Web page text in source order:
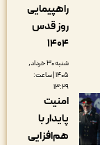
راهپیمایی
روز قدس
شنبه ۳۰ خرداد,
۱۴۰۵ | ساعت:
امنیت
پایدار با
هم‌افزایی